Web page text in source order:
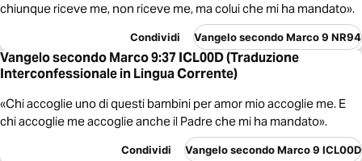
chiunque riceve me, non riceve me, ma colui che mi ha mandato».
Condividi Vangelo secondo Marco 9 NR94
Vangelo secondo Marco 9:37 ICL00D (Traduzione
Interconfessionale in Lingua Corrente)
«Chi accoglie uno di questi bambini per amor mio accoglie me. E
chi accoglie me accoglie anche il Padre che mi ha mandato».
Condividi Vangelo secondo Marco 9 ICL00D